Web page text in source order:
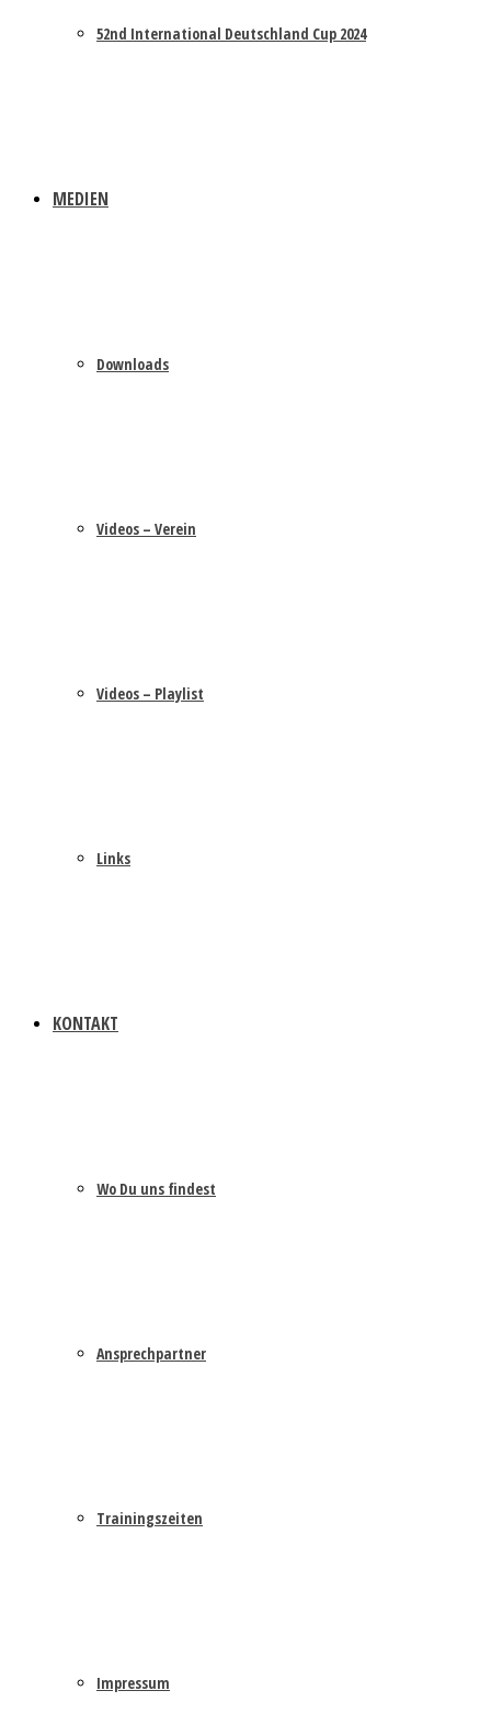
52nd International Deutschland Cup 2024
MEDIEN
Downloads
Videos – Verein
Videos – Playlist
Links
KONTAKT
Wo Du uns findest
Ansprechpartner
Trainingszeiten
Impressum